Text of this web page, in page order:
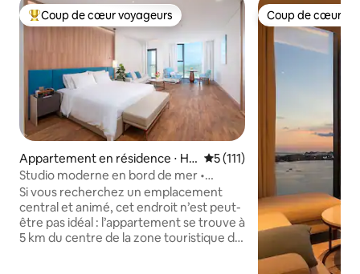
Coups de cœur voyageurs les plus appréciés
Coup de cœur voyageurs
Appartement en résidence ⋅ Hạ
Long
Évaluation moyenne sur la
5 (111)
Studio moderne en bord de mer •
Baignoire • Entièrement équipé
Si vous recherchez un emplacement
central et animé, cet endroit n’est peut-
être pas idéal : l’appartement se trouve à
5 km du centre de la zone touristique de
Coup de cœur
Coup de cœur